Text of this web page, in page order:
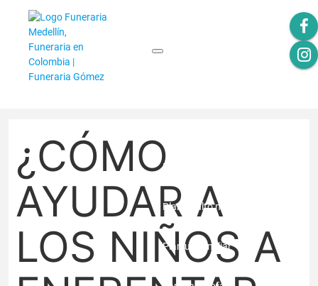
Plan para Mascotas
Plan adulto mayor
Plan unifamiliar
¿CÓMO
AYUDAR A
LOS NIÑOS A